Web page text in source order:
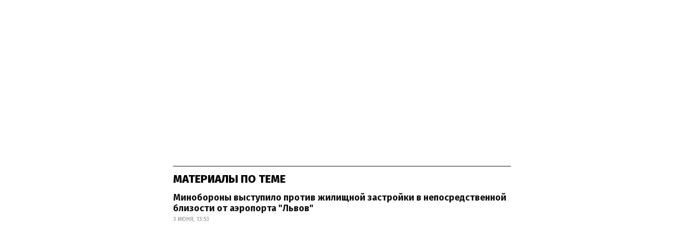
МАТЕРИАЛЫ ПО ТЕМЕ
Минобороны выступило против жилищной застройки в непосредственной
близости от аэропорта "Львов"
3 ИЮНЯ, 13:53